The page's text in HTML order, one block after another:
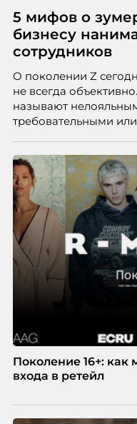
5 мифов о
бизнесу
сотрудников
О поколении Z
не всегда
называют
требовательными
кадровых ошибок. В
руководитель отдела
рекрутинговой
распространенные
почему устаревшие
бизнесу находить и
сотрудников.
Поколение 16+: как
входа в ретейл